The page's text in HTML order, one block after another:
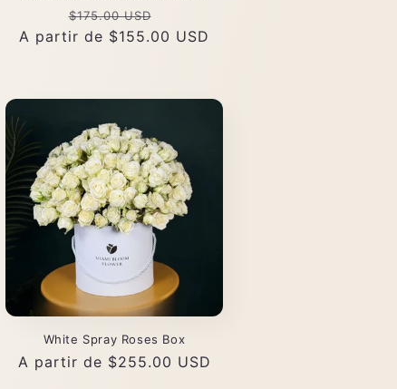
Precio
habitual
$175.00 USD
de
A partir de $155.00 USD
White Spray Roses Box
Precio
A partir de $255.00 USD